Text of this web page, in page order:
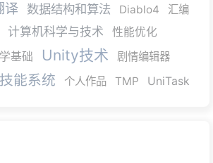
译 数据结构和算法 Diablo4 汇编
计算机科学与技术 性能优化
基础 Unity技术
剧情编辑器
技能系统 个人作品 TMP UniTask